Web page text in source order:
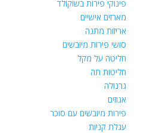
פינוקי פירות בשוקולד
מארזים אישיים
אריזות מתנה
סושי פירות מיובשים
חליטה על מקל
חליטות תה
גרנולה
אגוזים
פירות מיובשים עם סוכר
עגלת קניות